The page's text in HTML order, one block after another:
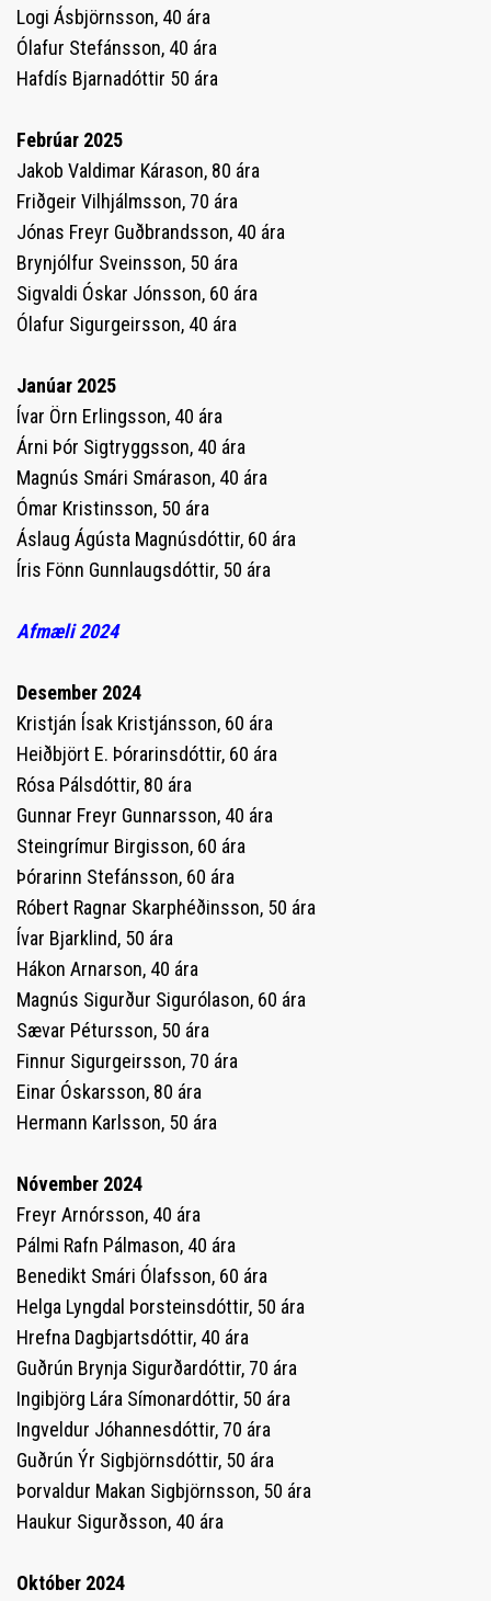
Logi Ásbjörnsson, 40 ára
Ólafur Stefánsson, 40 ára
Hafdís Bjarnadóttir 50 ára
Febrúar 2025
Jakob Valdimar Kárason, 80 ára
Friðgeir Vilhjálmsson, 70 ára
Jónas Freyr Guðbrandsson, 40 ára
Brynjólfur Sveinsson, 50 ára
Sigvaldi Óskar Jónsson, 60 ára
Ólafur Sigurgeirsson, 40 ára
Janúar 2025
Ívar Örn Erlingsson, 40 ára
Árni Þór Sigtryggsson, 40 ára
Magnús Smári Smárason, 40 ára
Ómar Kristinsson, 50 ára
Áslaug Ágústa Magnúsdóttir, 60 ára
Íris Fönn Gunnlaugsdóttir, 50 ára
Afmæli 2024
Desember 2024
Kristján Ísak Kristjánsson, 60 ára
Heiðbjört E. Þórarinsdóttir, 60 ára
Rósa Pálsdóttir, 80 ára
Gunnar Freyr Gunnarsson, 40 ára
Steingrímur Birgisson, 60 ára
Þórarinn Stefánsson, 60 ára
Róbert Ragnar Skarphéðinsson, 50 ára
Ívar Bjarklind, 50 ára
Hákon Arnarson, 40 ára
Magnús Sigurður Sigurólason, 60 ára
Sævar Pétursson, 50 ára
Finnur Sigurgeirsson, 70 ára
Einar Óskarsson, 80 ára
Hermann Karlsson, 50 ára
Nóvember 2024
Freyr Arnórsson, 40 ára
Pálmi Rafn Pálmason, 40 ára
Benedikt Smári Ólafsson, 60 ára
Helga Lyngdal Þorsteinsdóttir, 50 ára
Hrefna Dagbjartsdóttir, 40 ára
Guðrún Brynja Sigurðardóttir, 70 ára
Ingibjörg Lára Símonardóttir, 50 ára
Ingveldur Jóhannesdóttir, 70 ára
Guðrún Ýr Sigbjörnsdóttir, 50 ára
Þorvaldur Makan Sigbjörnsson, 50 ára
Haukur Sigurðsson, 40 ára
Október 2024